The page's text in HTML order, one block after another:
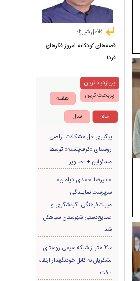
فاضل شیرزاد
قصه‌های کودکانه امروز فکرهای
فردا
پربازدید ترین
پربحث ترین
هفته
ماه
سال
پیگیری حل مشکلات اراضی
روستای «کرف‌پشته» توسط
مسئولین + تصاویر
«علیرضا احمدی دیلمان»
سرپرست نمایندگی
میراث‌فرهنگی، گردشگری و
صنایع‌دستی شهرستان سیاهکل
شد
۹۹۰ متر از شبکه سیمی روستای
لشکریان به کابل خودنگهدار ارتقاء
یافت